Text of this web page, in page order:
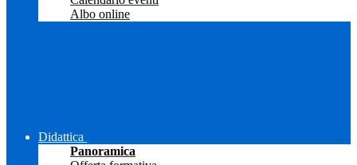
Albo online
Didattica
Panoramica